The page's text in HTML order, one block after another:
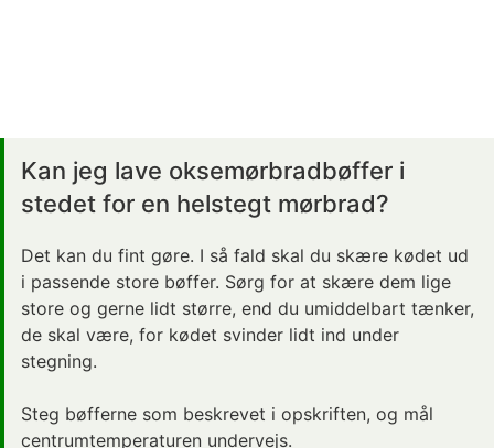
Kan jeg lave oksemørbradbøffer i
stedet for en helstegt mørbrad?
Det kan du fint gøre. I så fald skal du skære kødet ud
i passende store bøffer. Sørg for at skære dem lige
store og gerne lidt større, end du umiddelbart tænker,
de skal være, for kødet svinder lidt ind under
stegning.
Steg bøfferne som beskrevet i opskriften, og mål
centrumtemperaturen undervejs.